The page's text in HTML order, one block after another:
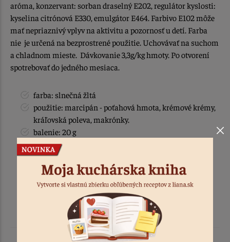
aróma, konzervant: sorban draselný E202, regulátor kyslosti:
kyselina citrónová E330, emulgátor E464. Farbivo E102 môže
mať nepriaznivý vplyv na aktivitu a pozornosť u detí. Farba
nie je určená na bezprostrené použitie. Uchovávať na suchom
a chladnom mieste. Dávkovanie 3,3g/kg hmoty. Po otvorení
spotrebovať do jedného mesiaca.
farba: slnečná žltá
použitie: marcipán - poťahová hmota, krémové krémy,
kráľovská poleva, makrónky.
balenie: 20 g
krajina pôvodu / vyrobené: v EU